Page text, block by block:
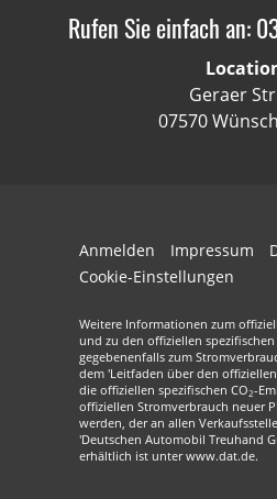
Rufen Sie einfach an:
Geraer
07570
Anmelden Impressum
Cookie-Einstellungen
Weitere Informationen zum
und zu den offiziellen spezifischen
gegebenenfalls zum
dem 'Leitfaden über den
die offiziellen spezifischen CO2-
offiziellen Stromverbrauch neuer
werden, der an allen
'Deutschen Automobil Treuhand
erhältlich ist unter www.dat.de.